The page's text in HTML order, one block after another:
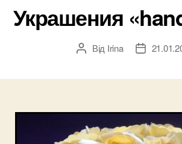
Украшения
Автор
Від Irina
Дата